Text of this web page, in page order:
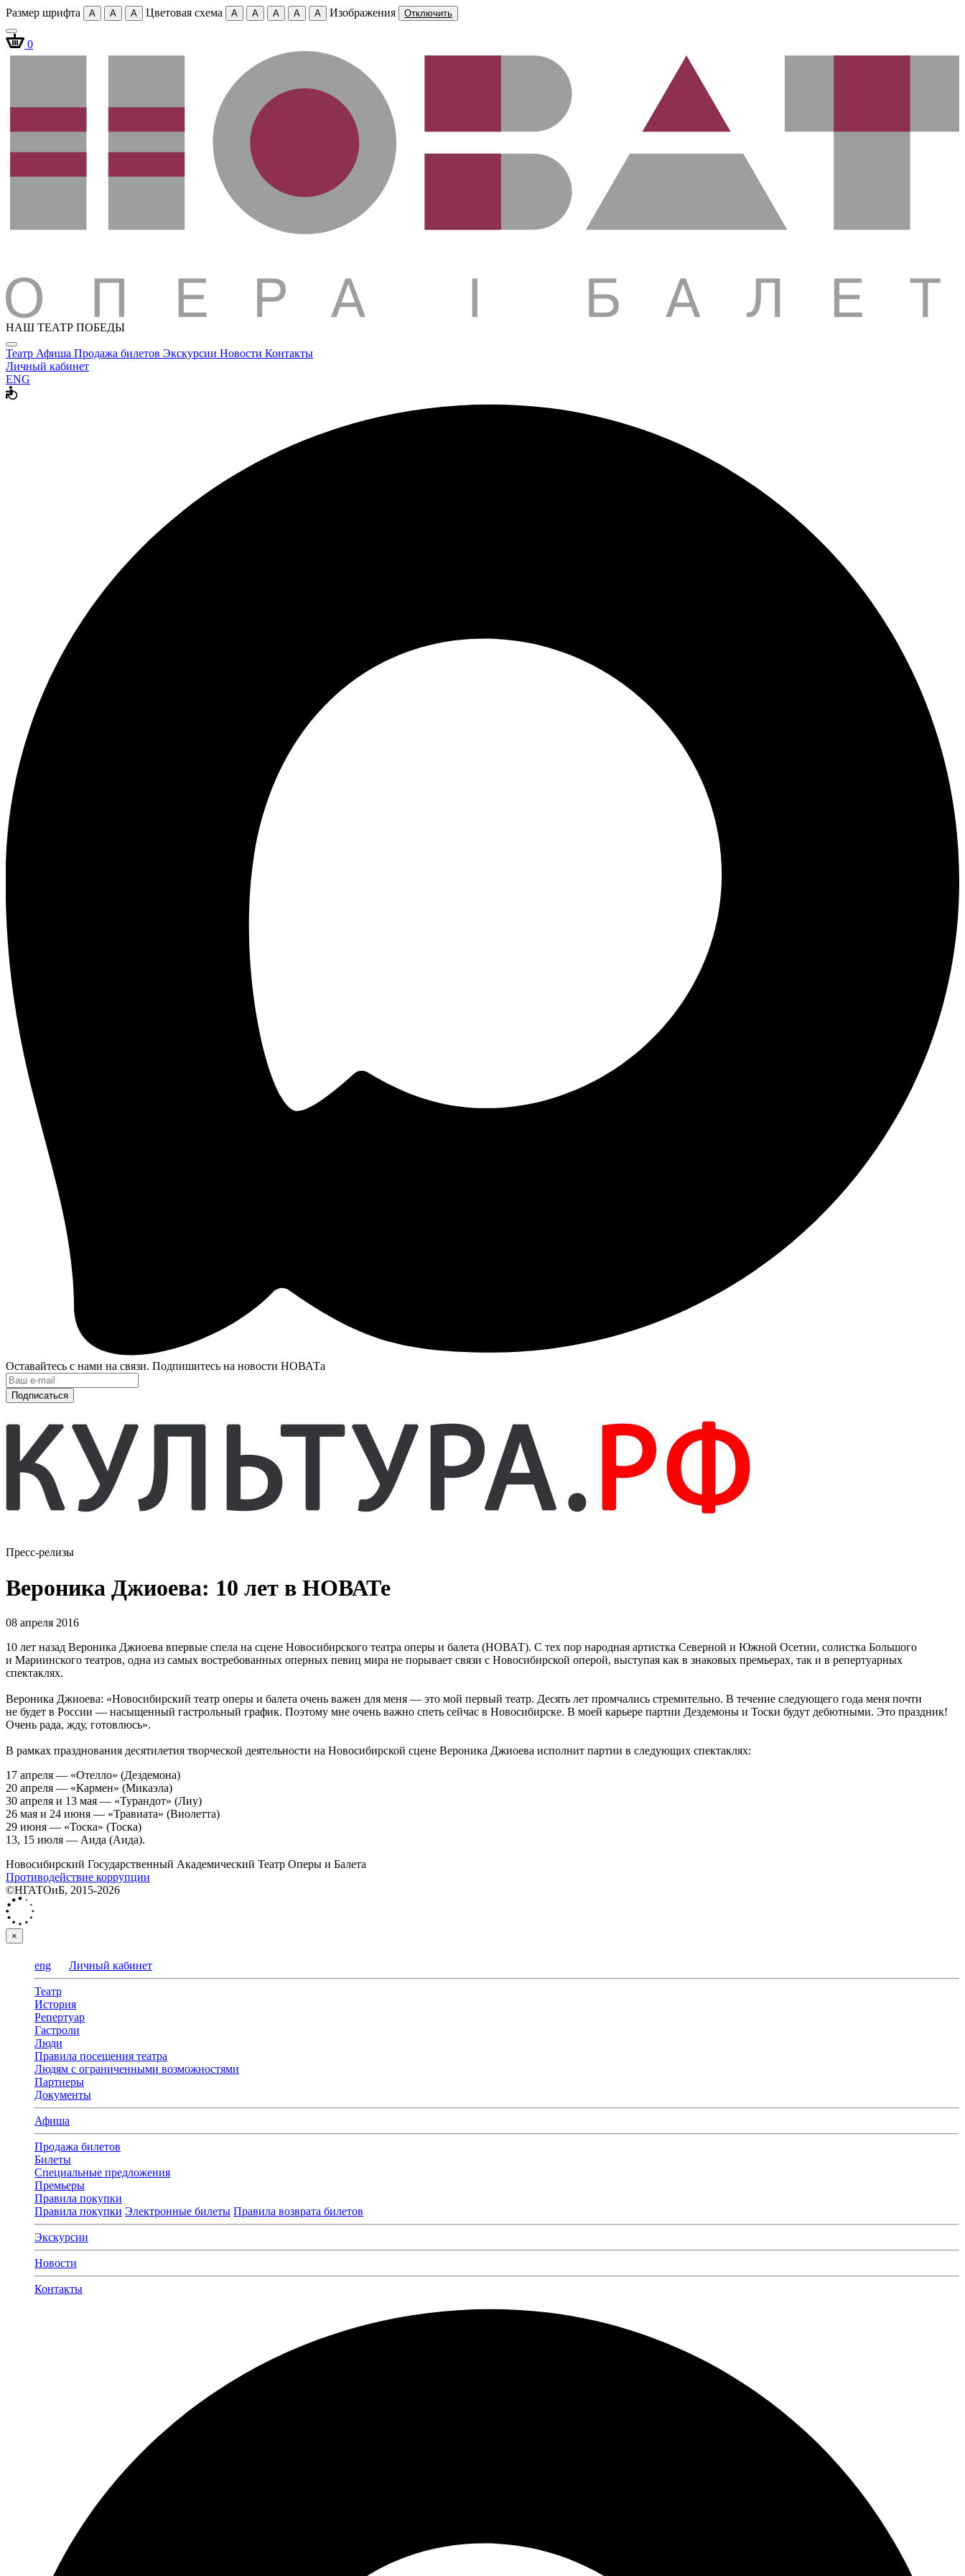
Размер шрифта A A A Цветовая схема A A A A A Изображения Отключить
0
НАШ ТЕАТР ПОБЕДЫ
Театр Афиша Продажа билетов Экскурсии Новости Контакты
Личный кабинет
ENG
Оставайтесь с нами на связи. Подпишитесь на новости НОВАТа
Подписаться
Пресс-релизы
Вероника Джиоева: 10 лет в НОВАТе
08 апреля 2016
10 лет назад Вероника Джиоева впервые спела на сцене Новосибирского театра оперы и балета (НОВАТ). С тех пор народная артистка Северной и Южной Осетии, солистка Большого
и Мариинского театров, одна из самых востребованных оперных певиц мира не порывает связи с Новосибирской оперой, выступая как в знаковых премьерах, так и в репертуарных
спектаклях.
Вероника Джиоева: «Новосибирский театр оперы и балета очень важен для меня — это мой первый театр. Десять лет промчались стремительно. В течение следующего года меня почти
не будет в России — насыщенный гастрольный график. Поэтому мне очень важно спеть сейчас в Новосибирске. В моей карьере партии Дездемоны и Тоски будут дебютными. Это праздник!
Очень рада, жду, готовлюсь».
В рамках празднования десятилетия творческой деятельности на Новосибирской сцене Вероника Джиоева исполнит партии в следующих спектаклях:
17 апреля — «Отелло» (Дездемона)
20 апреля — «Кармен» (Микаэла)
30 апреля и 13 мая — «Турандот» (Лиу)
26 мая и 24 июня — «Травиата» (Виолетта)
29 июня — «Тоска» (Тоска)
13, 15 июля — Аида (Аида).
Новосибирский Государственный Академический Театр Оперы и Балета
Противодействие коррупции
©НГАТОиБ, 2015-2026
×
eng Личный кабинет
Театр
История
Репертуар
Гастроли
Люди
Правила посещения театра
Людям с ограниченными возможностями
Партнеры
Документы
Афиша
Продажа билетов
Билеты
Специальные предложения
Премьеры
Правила покупки
Правила покупки Электронные билеты Правила возврата билетов
Экскурсии
Новости
Контакты